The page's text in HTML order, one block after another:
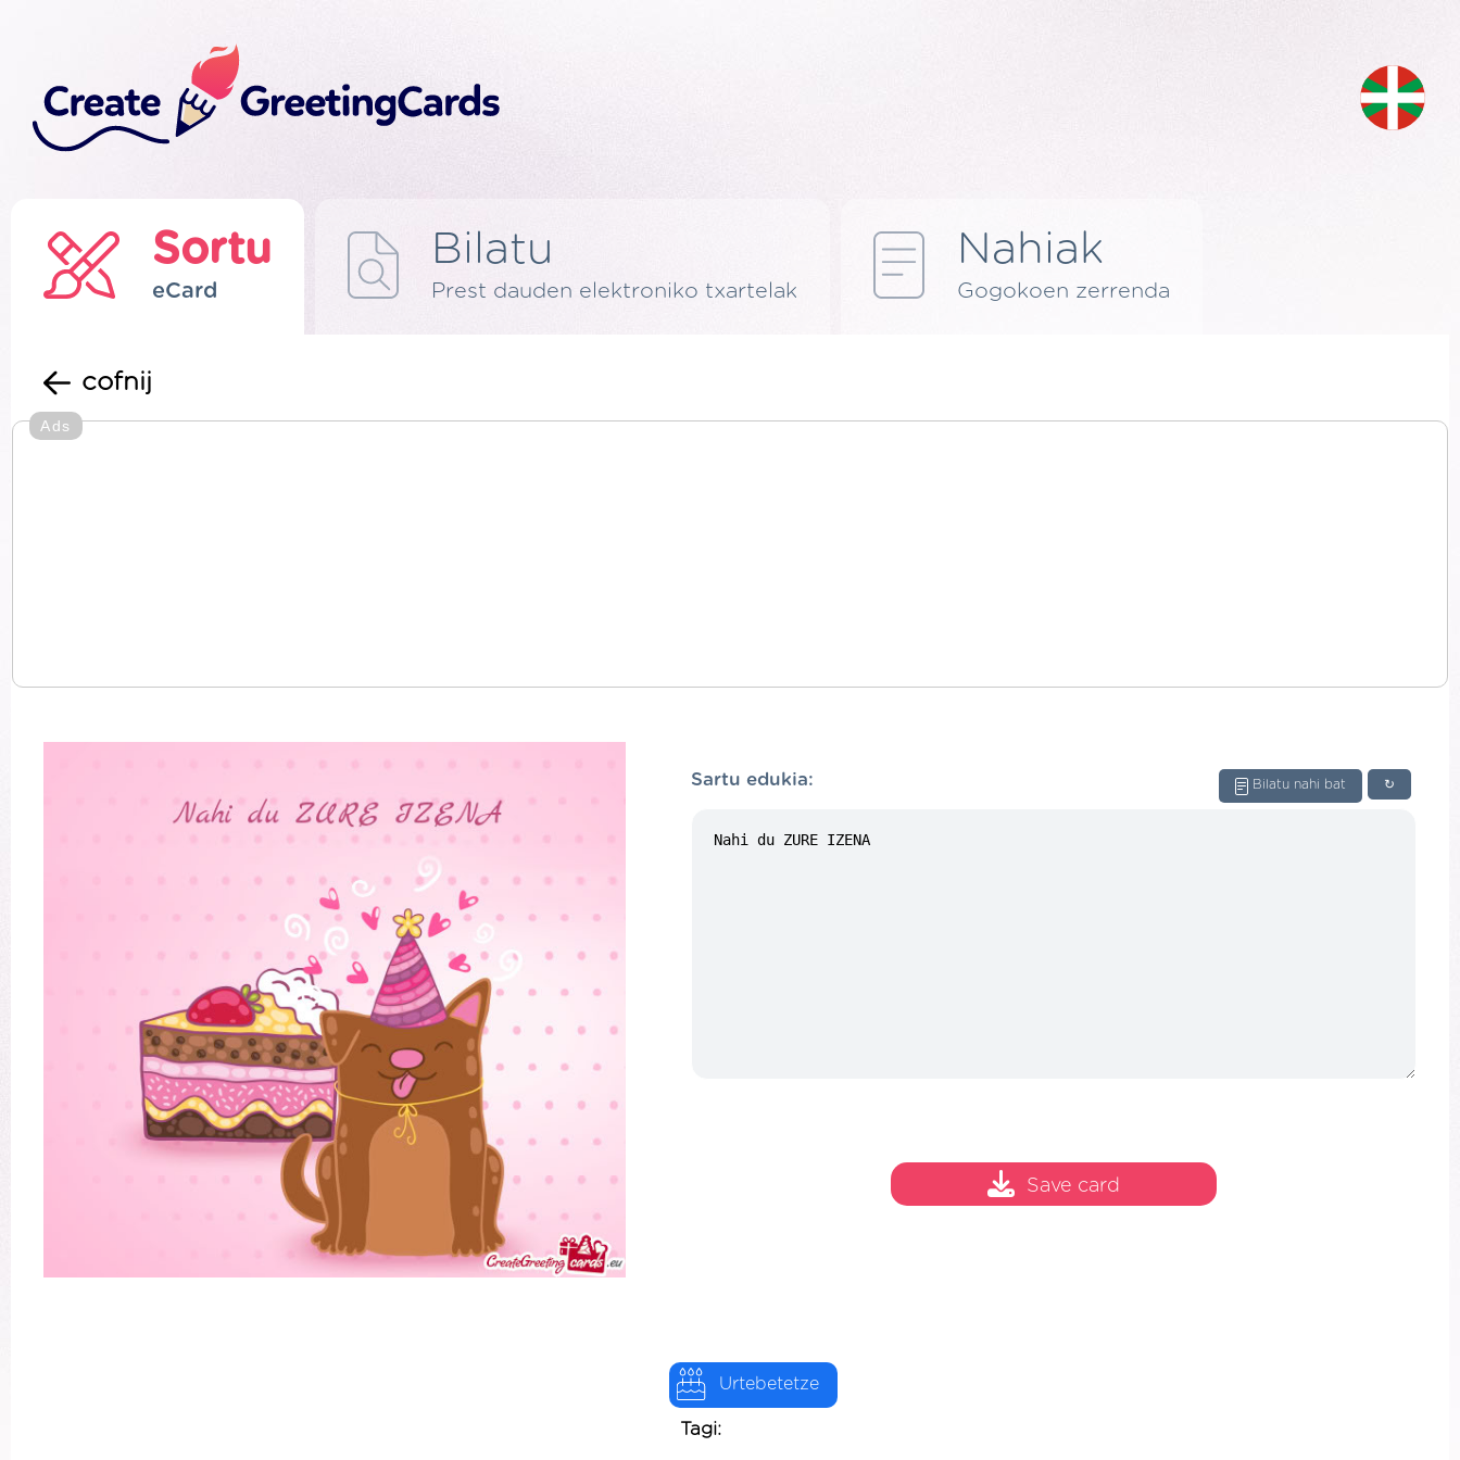
Sortu
eCard
Bilatu
Prest dauden elektroniko txartelak
Nahiak
Gogokoen zerrenda
cofnij
Ads
↻
Bilatu nahi bat
Sartu edukia:
Urtebetetze
Tagi:
Save card